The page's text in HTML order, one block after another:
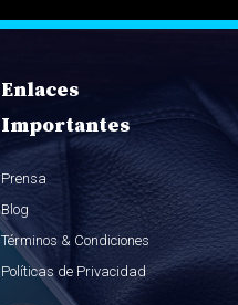
Enlaces
Importantes
Prensa
Blog
Términos & Condiciones
Políticas de Privacidad